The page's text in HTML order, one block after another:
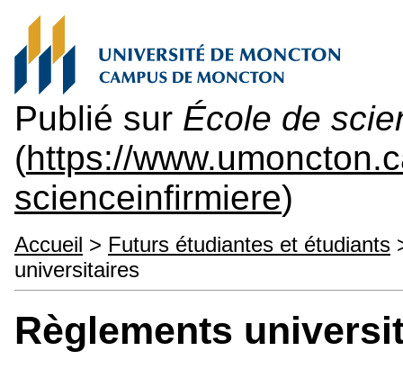
Publié sur École de
(https://
scienceinfirmiere)
Accueil > Futurs étudiantes et étudiants
universitaires
Règlements